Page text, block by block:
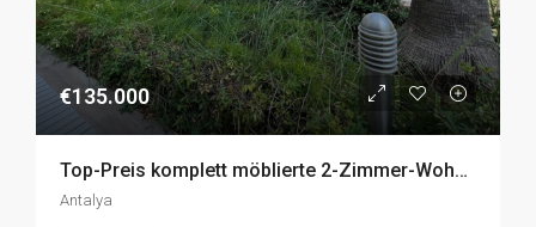
€135.000
Top-Preis komplett möblierte 2-Zimmer-Wohnung zum Verkauf in Konyaaltı, Antalya
Antalya